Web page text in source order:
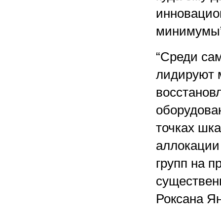
“Среди
лидируют
точках
групп на
Роксана